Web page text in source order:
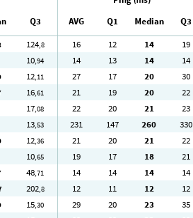
Q3 AVG Q1 Median
Q3
124,8 16 12 14
19
10,94 14 13 14
14
12,11 27 17 20
30
16,61 21 19 20
22
17,08 22 20 21
23
13,53 231 147 260
330
12,36 21 20 21
22
10,65 19 17 18
21
48,71 14 14 14
14
202,8 12 11 12
12
15,30 29 20 23
35